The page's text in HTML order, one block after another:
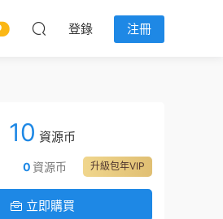
登錄 注冊
10 資源币
升級包年VIP
0 資源币
立即購買